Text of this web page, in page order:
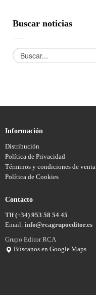
Buscar noticias
Información
Distribución
Política de Privacidad
Términos y condiciones de venta
Política de Cookies
Contacto
Tlf (+34) 953 58 54 45
Email: info@rcagrupoeditor.es
Grupo Editor RCA
Búscanos en Google Maps